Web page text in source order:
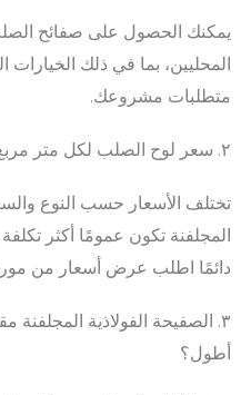
يمكنك الحصول على صفائح
المحليين، بما في ذلك الخيارات
متطلبات مشروعك.
٢. سعر لوح الصلب لكل متر مربع في السعودية؟
تختلف الأسعار حسب النوع
المجلفنة تكون عمومًا أكثر
دائمًا اطلب عرض أسعار من
٣. الصفيحة الفولاذية المجلفنة
أطول؟